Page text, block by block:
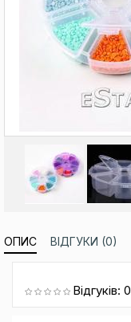
ОПИС ВІДГУКИ (0)
Відгуків: 0